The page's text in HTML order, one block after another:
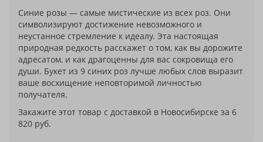
Синие розы — самые мистические из всех роз. Они
символизируют достижение невозможного и
неустанное стремление к идеалу. Эта настоящая
природная редкость расскажет о том, как вы дорожите
адресатом, и как драгоценны для вас сокровища его
души. Букет из 9 синих роз лучше любых слов выразит
ваше восхищение неповторимой личностью
получателя.
Закажите этот товар с доставкой в Новосибирске за 6
820 руб.